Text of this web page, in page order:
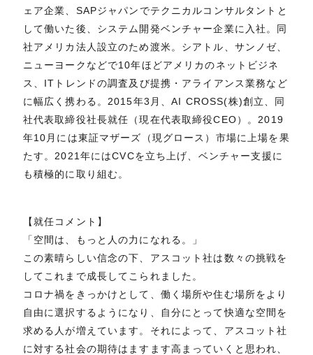
ェア企業、SAPジャパンでテクニカルコンサルタントと
して働いた後、システム開発ベンチャー企業に入社。同
社アメリカ法人設立のため渡米。シアトル、サンノゼ、
ニューヨークなどで10年ほどアメリカのネットビジネ
ス、ITトレンドの調査及び提携・アライアンス業務など
に幅広く携わる。2015年3月、AI CROSS(株)創立、同
社代表取締役社長就任（現在代表取締役CEO）。2019
年10月には東証マザーズ（現グロース）市場に上場を果
たす。2021年にはCVCを立ち上げ、ベンチャー支援に
も積極的に取り組む。
【就任コメント】
「空間は、もっと人の力になれる。」
この素晴らしい信念の下、アスコット社は数々の挑戦を
してこれまで成長してこられました。
コロナ禍をきっかけとして、働く場所や住む場所をより
自由に選択するようになり、自分にとって快適な空間を
求める人が増えています。それによって、アスコット社
に対する社会の期待はますます高まっていくと思われ、